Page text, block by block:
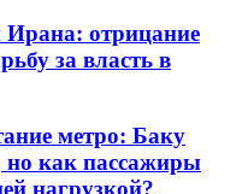
Ирана: отрицание
за власть в
метро: Баку
но как пассажиры
нагрузкой?